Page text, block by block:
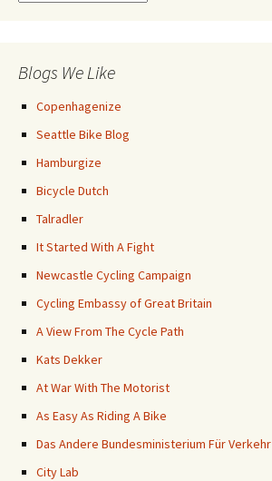
Blogs We Like
Copenhagenize
Seattle Bike Blog
Hamburgize
Bicycle Dutch
Talradler
It Started With A Fight
Newcastle Cycling Campaign
Cycling Embassy of Great Britain
A View From The Cycle Path
Kats Dekker
At War With The Motorist
As Easy As Riding A Bike
Das Andere Bundesministerium Für Verkehr
City Lab